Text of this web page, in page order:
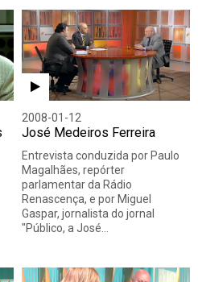
Áudio
2008-01-12
José Medeiros Ferreira
Entrevista conduzida por Paulo
Magalhães, repórter
parlamentar da Rádio
Renascença, e por Miguel
Gaspar, jornalista do jornal
"Público, a José…